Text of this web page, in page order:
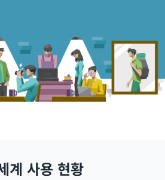
계 사용 현황